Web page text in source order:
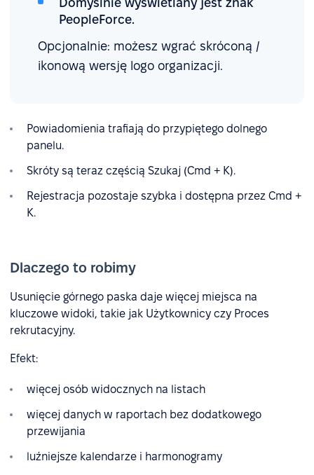
PeopleForce.
Opcjonalnie: możesz wgrać skróconą /
ikonową wersję logo organizacji.
Powiadomienia trafiają do przypiętego dolnego
panelu.
Skróty są teraz częścią Szukaj (Cmd + K).
Rejestracja pozostaje szybka i dostępna przez Cmd +
K.
Dlaczego to robimy
Usunięcie górnego paska daje więcej miejsca na
kluczowe widoki, takie jak Użytkownicy czy Proces
rekrutacyjny.
Efekt:
więcej osób widocznych na listach
więcej danych w raportach bez dodatkowego
przewijania
luźniejsze kalendarze i harmonogramy